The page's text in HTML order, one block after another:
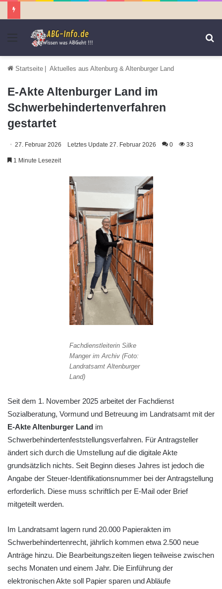
Menü
Startseite | Aktuelles aus Altenburg & Altenburger Land
E-Akte Altenburger Land im
Schwerbehindertenverfahren
gestartet
27. Februar 2026 Letztes Update 27. Februar 2026 0 33
1 Minute Lesezeit
Fachdienstleiterin Silke
Manger im Archiv (Foto:
Landratsamt Altenburger
Land)
Seit dem 1. November 2025 arbeitet der Fachdienst
Sozialberatung, Vormund und Betreuung im Landratsamt mit der
E-Akte Altenburger Land im
Schwerbehindertenfeststellungsverfahren. Für Antragsteller
ändert sich durch die Umstellung auf die digitale Akte
grundsätzlich nichts. Seit Beginn dieses Jahres ist jedoch die
Angabe der Steuer-Identifikationsnummer bei der Antragstellung
erforderlich. Diese muss schriftlich per E-Mail oder Brief
mitgeteilt werden.
Im Landratsamt lagern rund 20.000 Papierakten im
Schwerbehindertenrecht, jährlich kommen etwa 2.500 neue
Anträge hinzu. Die Bearbeitungszeiten liegen teilweise zwischen
sechs Monaten und einem Jahr. Die Einführung der
elektronischen Akte soll Papier sparen und Abläufe